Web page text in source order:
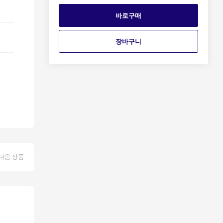
음 상품
바로구매
장바구니